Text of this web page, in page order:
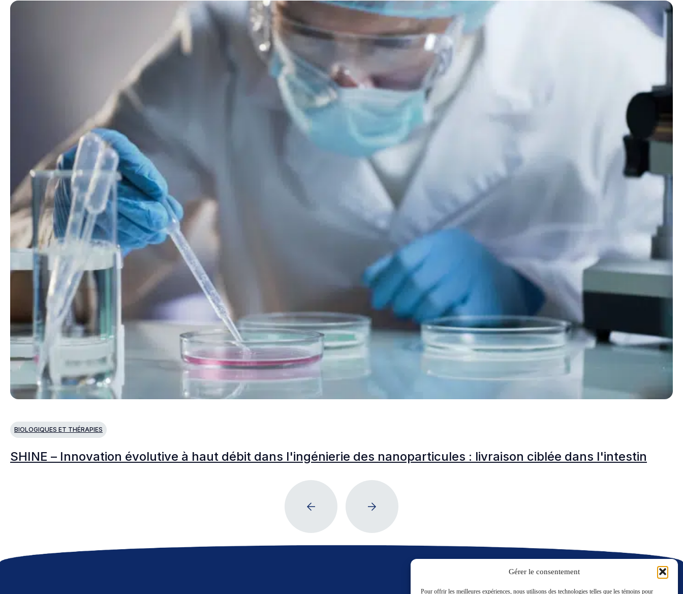
Gérer le consentement
Pour offrir les meilleures expériences, nous utilisons des technologies telles que les témoins pour
BIOLOGIQUES ET THÉRAPIES
SHINE – Innovation évolutive à haut débit dans l'ingénierie des nanoparticules : livraison ciblée dans l'intestin